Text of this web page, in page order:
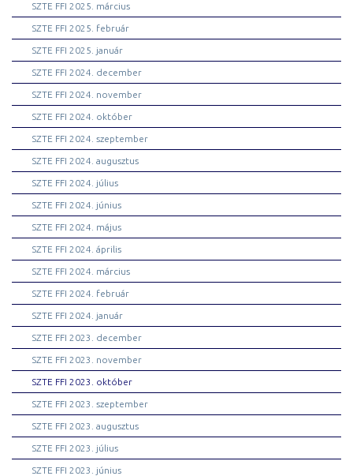
SZTE FFI 2025. március
SZTE FFI 2025. február
SZTE FFI 2025. január
SZTE FFI 2024. december
SZTE FFI 2024. november
SZTE FFI 2024. október
SZTE FFI 2024. szeptember
SZTE FFI 2024. augusztus
SZTE FFI 2024. július
SZTE FFI 2024. június
SZTE FFI 2024. május
SZTE FFI 2024. április
SZTE FFI 2024. március
SZTE FFI 2024. február
SZTE FFI 2024. január
SZTE FFI 2023. december
SZTE FFI 2023. november
SZTE FFI 2023. október
SZTE FFI 2023. szeptember
SZTE FFI 2023. augusztus
SZTE FFI 2023. július
SZTE FFI 2023. június